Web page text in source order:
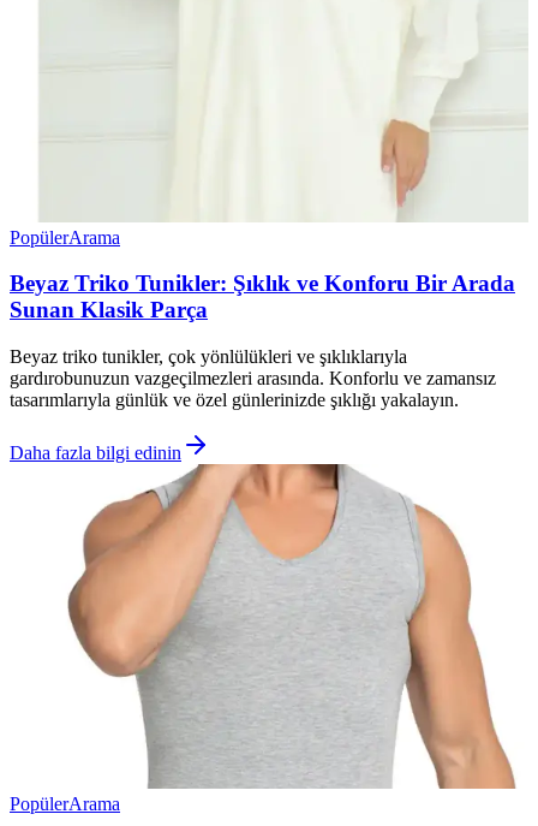
PopülerArama
Beyaz Triko Tunikler: Şıklık ve Konforu Bir Arada
Sunan Klasik Parça
Beyaz triko tunikler, çok yönlülükleri ve şıklıklarıyla
gardırobunuzun vazgeçilmezleri arasında. Konforlu ve zamansız
tasarımlarıyla günlük ve özel günlerinizde şıklığı yakalayın.
Daha fazla bilgi edinin
PopülerArama